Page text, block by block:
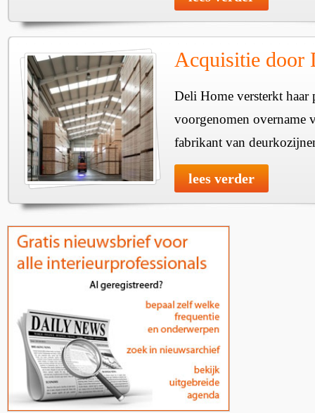
Acquisitie door
Deli Home versterkt haar
voorgenomen overname
fabrikant van
lees verder